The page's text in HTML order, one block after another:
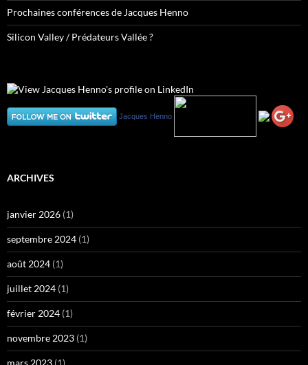
Prochaines conférences de Jacques Henno
Silicon Valley / Prédateurs Vallée ?
Jacques Henno
ARCHIVES
janvier 2026 (1)
septembre 2024 (1)
août 2024 (1)
juillet 2024 (1)
février 2024 (1)
novembre 2023 (1)